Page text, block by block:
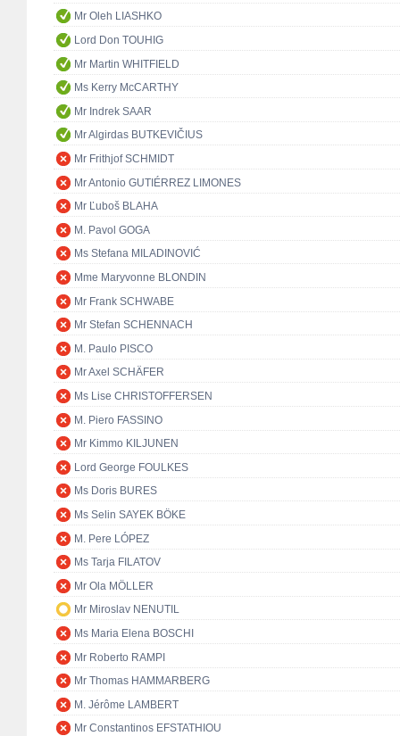
Mr Oleh LIASHKO
Lord Don TOUHIG
Mr Martin WHITFIELD
Ms Kerry McCARTHY
Mr Indrek SAAR
Mr Algirdas BUTKEVIČIUS
Mr Frithjof SCHMIDT
Mr Antonio GUTIÉRREZ LIMONES
Mr Ľuboš BLAHA
M. Pavol GOGA
Ms Stefana MILADINOVIĆ
Mme Maryvonne BLONDIN
Mr Frank SCHWABE
Mr Stefan SCHENNACH
M. Paulo PISCO
Mr Axel SCHÄFER
Ms Lise CHRISTOFFERSEN
M. Piero FASSINO
Mr Kimmo KILJUNEN
Lord George FOULKES
Ms Doris BURES
Ms Selin SAYEK BÖKE
M. Pere LÓPEZ
Ms Tarja FILATOV
Mr Ola MÖLLER
Mr Miroslav NENUTIL
Ms Maria Elena BOSCHI
Mr Roberto RAMPI
Mr Thomas HAMMARBERG
M. Jérôme LAMBERT
Mr Constantinos EFSTATHIOU